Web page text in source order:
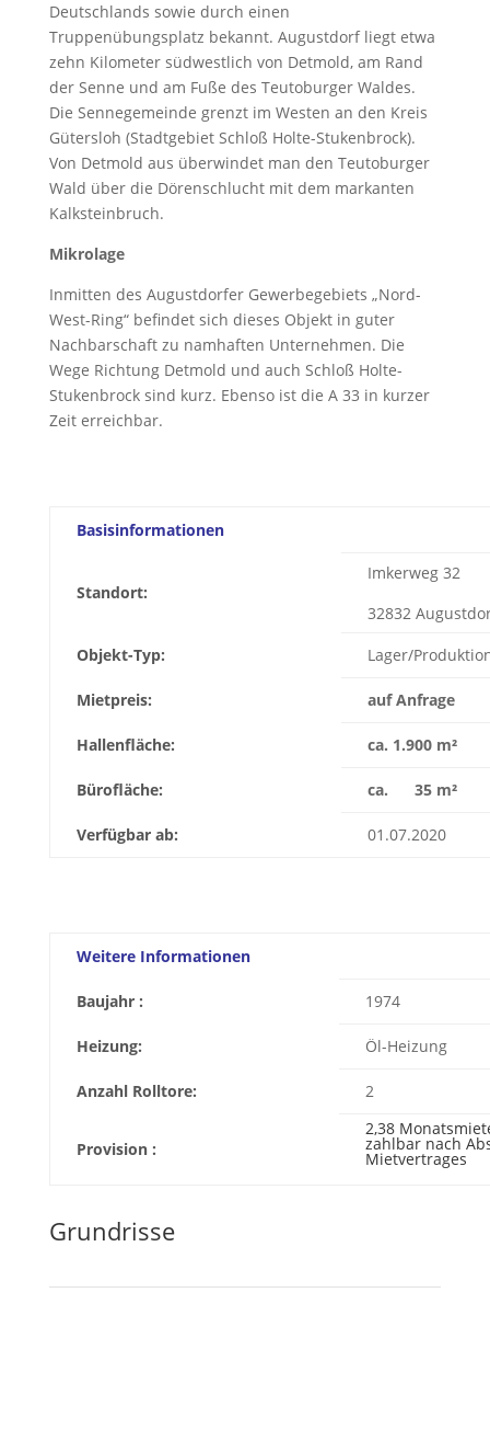
Deutschlands sowie durch einen
Truppenübungsplatz bekannt. Augustdorf liegt etwa
zehn Kilometer südwestlich von Detmold, am Rand
der Senne und am Fuße des Teutoburger Waldes.
Die Sennegemeinde grenzt im Westen an den Kreis
Gütersloh (Stadtgebiet Schloß Holte-Stukenbrock).
Von Detmold aus überwindet man den Teutoburger
Wald über die Dörenschlucht mit dem markanten
Kalksteinbruch.
Mikrolage
Inmitten des Augustdorfer Gewerbegebiets „Nord-
West-Ring“ befindet sich dieses Objekt in guter
Nachbarschaft zu namhaften Unternehmen. Die
Wege Richtung Detmold und auch Schloß Holte-
Stukenbrock sind kurz. Ebenso ist die A 33 in kurzer
Zeit erreichbar.
Basisinformationen
Standort:
Imkerweg 32
32832
Objekt-Typ:
Lager/
Mietpreis: auf Anfrage
Hallenfläche: ca. 1.900 m²
Bürofläche: ca. 35 m²
Verfügbar ab: 01.07.2020
Weitere Informationen
Baujahr : 1974
Heizung: Öl-Heizung
Anzahl Rolltore: 2
Provision :
2,38
zahlbar nach
Mietvertrages
Grundrisse